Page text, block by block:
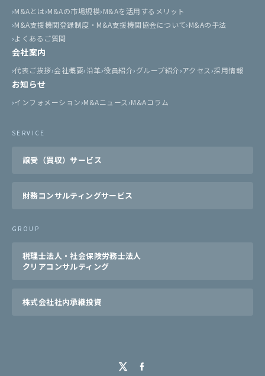
M&Aとは M&Aの市場規模 M&Aを活用するメリット
M&A支援機関登録制度・M&A支援機関協会について M&Aの手法
よくあるご質問
会社案内
代表ご挨拶 会社概要 沿革 役員紹介 グループ紹介 アクセス 採用情報
お知らせ
インフォメーション M&Aニュース M&Aコラム
SERVICE
譲受（買収）サービス
財務コンサルティングサービス
GROUP
税理士法人・社会保険労務士法人
クリアコンサルティング
株式会社社内承継投資